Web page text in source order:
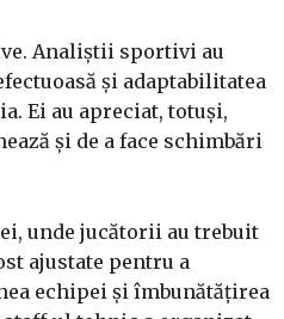
Analiștii sportivi au
și adaptabilitatea
Ei au apreciat, totuși,
și de a face schimbări
unde jucătorii au trebuit
ajustate pentru a
echipei și îmbunătățirea